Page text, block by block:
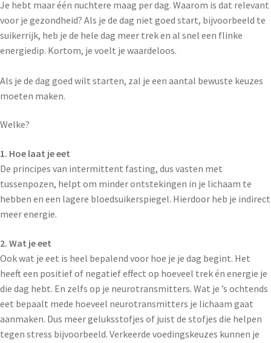
Je hebt maar één nuchtere maag per dag. Waarom is dat relevant
voor je gezondheid? Als je de dag niet goed start, bijvoorbeeld te
suikerrijk, heb je de hele dag meer trek en al snel een flinke
energiedip. Kortom, je voelt je waardeloos.
Als je de dag goed wilt starten, zal je een aantal bewuste keuzes
moeten maken.
Welke?
1. Hoe laat je eet
De principes van intermittent fasting, dus vasten met
tussenpozen, helpt om minder ontstekingen in je lichaam te
hebben en een lagere bloedsuikerspiegel. Hierdoor heb je indirect
meer energie.
2. Wat je eet
Ook wat je eet is heel bepalend voor hoe je je dag begint. Het
heeft een positief of negatief effect op hoeveel trek én energie je
die dag hebt. En zelfs op je neurotransmitters. Wat je ’s ochtends
eet bepaalt mede hoeveel neurotransmitters je lichaam gaat
aanmaken. Dus meer geluksstofjes of juist de stofjes die helpen
tegen stress bijvoorbeeld. Verkeerde voedingskeuzes kunnen je